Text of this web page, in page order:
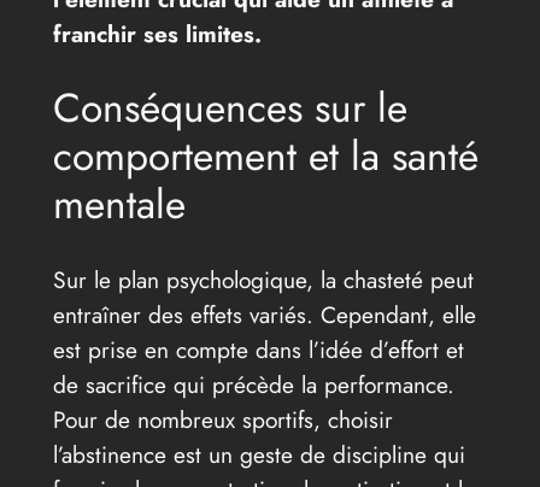
franchir ses limites.
Conséquences sur le
comportement et la santé
mentale
Sur le plan psychologique, la chasteté peut
entraîner des effets variés. Cependant, elle
est prise en compte dans l’idée d’effort et
de sacrifice qui précède la performance.
Pour de nombreux sportifs, choisir
l’abstinence est un geste de discipline qui